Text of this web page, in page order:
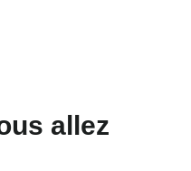
allez